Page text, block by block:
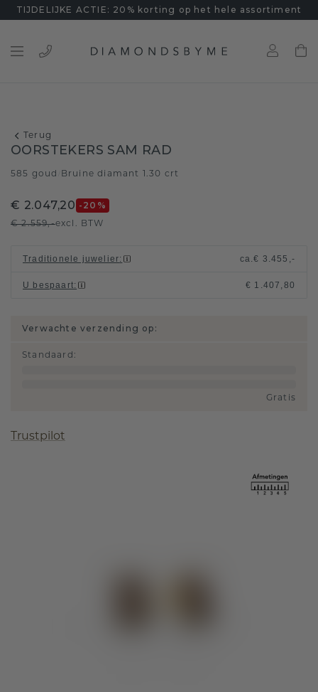
TIJDELIJKE ACTIE: 20% korting op het hele assortiment
Terug
OORSTEKERS SAM RAD
585 goud Bruine diamant 1.30 crt
€ 2.047,20 -20 %
€ 2.559,-excl. BTW
Traditionele juwelier: ca.€ 3.455,-
U bespaart: € 1.407,80
Verwachte verzending op:
Standaard :
Gratis
Trustpilot